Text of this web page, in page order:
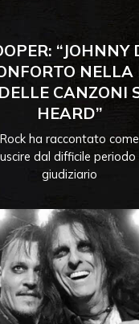
“JOHNNY
CANZONI
HEARD”
ha raccontato
dal difficile
giudiziario